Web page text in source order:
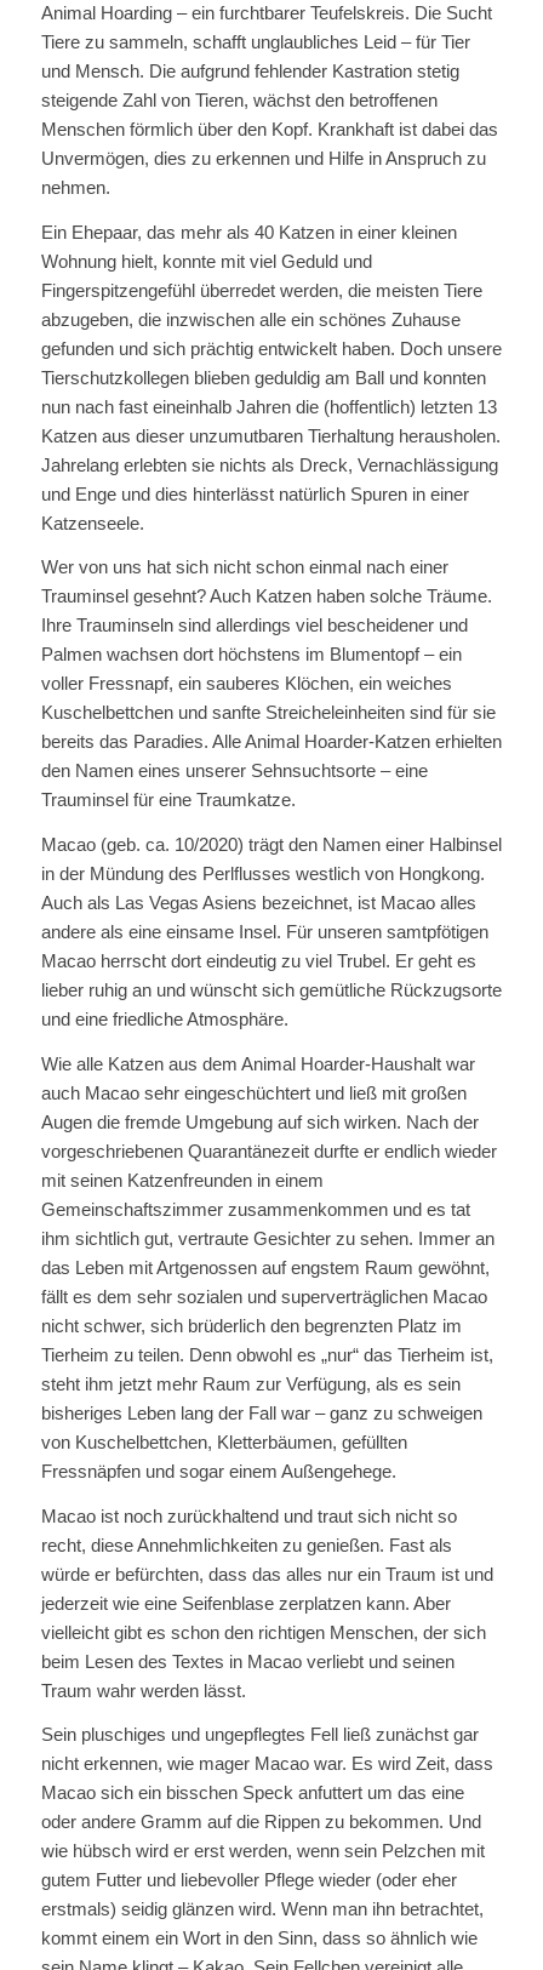
Animal Hoarding – ein furchtbarer Teufelskreis. Die Sucht
Tiere zu sammeln, schafft unglaubliches Leid – für Tier
und Mensch. Die aufgrund fehlender Kastration stetig
steigende Zahl von Tieren, wächst den betroffenen
Menschen förmlich über den Kopf. Krankhaft ist dabei das
Unvermögen, dies zu erkennen und Hilfe in Anspruch zu
nehmen.
Ein Ehepaar, das mehr als 40 Katzen in einer kleinen
Wohnung hielt, konnte mit viel Geduld und
Fingerspitzengefühl überredet werden, die meisten Tiere
abzugeben, die inzwischen alle ein schönes Zuhause
gefunden und sich prächtig entwickelt haben. Doch unsere
Tierschutzkollegen blieben geduldig am Ball und konnten
nun nach fast eineinhalb Jahren die (hoffentlich) letzten 13
Katzen aus dieser unzumutbaren Tierhaltung herausholen.
Jahrelang erlebten sie nichts als Dreck, Vernachlässigung
und Enge und dies hinterlässt natürlich Spuren in einer
Katzenseele.
Wer von uns hat sich nicht schon einmal nach einer
Trauminsel gesehnt? Auch Katzen haben solche Träume.
Ihre Trauminseln sind allerdings viel bescheidener und
Palmen wachsen dort höchstens im Blumentopf – ein
voller Fressnapf, ein sauberes Klöchen, ein weiches
Kuschelbettchen und sanfte Streicheleinheiten sind für sie
bereits das Paradies. Alle Animal Hoarder-Katzen erhielten
den Namen eines unserer Sehnsuchtsorte – eine
Trauminsel für eine Traumkatze.
Macao (geb. ca. 10/2020) trägt den Namen einer Halbinsel
in der Mündung des Perlflusses westlich von Hongkong.
Auch als Las Vegas Asiens bezeichnet, ist Macao alles
andere als eine einsame Insel. Für unseren samtpfötigen
Macao herrscht dort eindeutig zu viel Trubel. Er geht es
lieber ruhig an und wünscht sich gemütliche Rückzugsorte
und eine friedliche Atmosphäre.
Wie alle Katzen aus dem Animal Hoarder-Haushalt war
auch Macao sehr eingeschüchtert und ließ mit großen
Augen die fremde Umgebung auf sich wirken. Nach der
vorgeschriebenen Quarantänezeit durfte er endlich wieder
mit seinen Katzenfreunden in einem
Gemeinschaftszimmer zusammenkommen und es tat
ihm sichtlich gut, vertraute Gesichter zu sehen. Immer an
das Leben mit Artgenossen auf engstem Raum gewöhnt,
fällt es dem sehr sozialen und superverträglichen Macao
nicht schwer, sich brüderlich den begrenzten Platz im
Tierheim zu teilen. Denn obwohl es „nur“ das Tierheim ist,
steht ihm jetzt mehr Raum zur Verfügung, als es sein
bisheriges Leben lang der Fall war – ganz zu schweigen
von Kuschelbettchen, Kletterbäumen, gefüllten
Fressnäpfen und sogar einem Außengehege.
Macao ist noch zurückhaltend und traut sich nicht so
recht, diese Annehmlichkeiten zu genießen. Fast als
würde er befürchten, dass das alles nur ein Traum ist und
jederzeit wie eine Seifenblase zerplatzen kann. Aber
vielleicht gibt es schon den richtigen Menschen, der sich
beim Lesen des Textes in Macao verliebt und seinen
Traum wahr werden lässt.
Sein pluschiges und ungepflegtes Fell ließ zunächst gar
nicht erkennen, wie mager Macao war. Es wird Zeit, dass
Macao sich ein bisschen Speck anfuttert um das eine
oder andere Gramm auf die Rippen zu bekommen. Und
wie hübsch wird er erst werden, wenn sein Pelzchen mit
gutem Futter und liebevoller Pflege wieder (oder eher
erstmals) seidig glänzen wird. Wenn man ihn betrachtet,
kommt einem ein Wort in den Sinn, dass so ähnlich wie